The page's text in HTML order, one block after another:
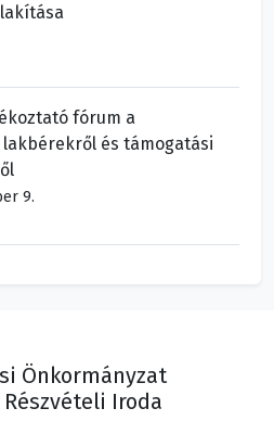
fórum a
és támogatási
9.
Önkormányzat
Részvételi Iroda